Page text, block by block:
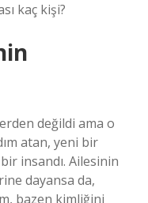
kaç kişi?
değildi ama o
atan, yeni bir
insandı. Ailesinin
dayansa da,
bazen kimliğini